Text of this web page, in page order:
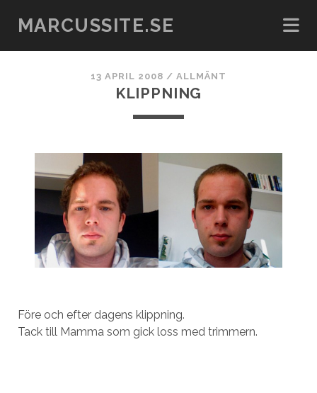
MARCUSSITE.SE
13 APRIL 2008 /ALLMÄNT
KLIPPNING
Före och efter dagens klippning.
Tack till Mamma som gick loss med trimmern.